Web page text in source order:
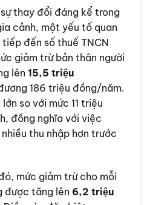
thay đổi đáng kể trong
cảnh, một yếu tố quan
đến số thuế TNCN
giảm trừ bản thân người
lên 15,5 triệu
186 triệu đồng/năm.
so với mức 11 triệu
đồng nghĩa với việc
thu nhập hơn trước
mức giảm trừ cho mỗi
được tăng lên 6,2 triệu